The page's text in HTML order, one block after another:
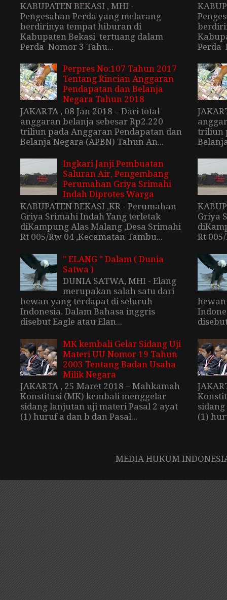
KABUPATEN BEKASI , MHI -
Pengesahan Perda yang melarang
berdirinya tempat hiburan di
Kabupaten Bekasi tertuang dalam
Perda Nomor 3 Tahu...
Perpres No:107 Tahun 2017
Tentang Rincian Anggaran
Pendapatan dan Belanja
Negara Tahun 2018
JAKARTA , 08 Jan 2018 – Dari total
anggaran belanja sebesar Rp2.220
triliun pada Anggaran Pendapatan dan
Belanja Negara (APBN) Tahun An...
Ingkari Janji Pembuatan
Saluran Air, Pengembang
Perumahan Griya Srimahi
Indah Diprotes Warga
KABUPATEN BEKASI ,KR - Perumahan
Griya Srimahi Indah Yang terletak
diKampung Alas Malang ,Desa Srimahi
Rt 005/Rw 04 ,Kecamatan Tambu...
" ELANG " Dalam ( Dunia
Satwa )
DUNIA SATWA, MHI - Elang
merupakan salah satu dari
hewan yang terdapat di seluruh
Indonesia. Dalam Bahasa inggris
disebut Eagle atau Elan...
MK kembali Gelar Sidang Uji
Materi UU Nomor 19 Tahun
2003 Tentang Badan Usaha
Milik Negara
JAKARTA , 25 Maret 2018 – Mahkamah
Konstitusi (MK) kembali menggelar
sidang lanjutan uji materi Pasal 2 ayat
(1) huruf a dan b dan Pasal...
Perda
triliun
Griya
Rt
(1)
MEDIA HUKUM